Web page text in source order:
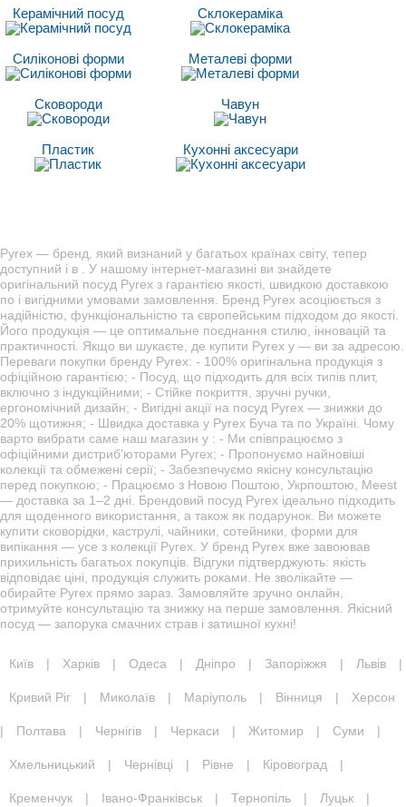
Керамічний посуд Склокераміка
Силіконові форми Металеві форми
Сковороди Чавун
Пластик Кухонні аксесуари
Pyrex — бренд, який визнаний у багатьох країнах світу, тепер
доступний і в . У нашому інтернет-магазині ви знайдете
оригінальний посуд Pyrex з гарантією якості, швидкою доставкою
по і вигідними умовами замовлення. Бренд Pyrex асоціюється з
надійністю, функціональністю та європейським підходом до якості.
Його продукція — це оптимальне поєднання стилю, інновацій та
практичності. Якщо ви шукаєте, де купити Pyrex у — ви за адресою.
Переваги покупки бренду Pyrex: - 100% оригінальна продукція з
офіційною гарантією; - Посуд, що підходить для всіх типів плит,
включно з індукційними; - Стійке покриття, зручні ручки,
ергономічний дизайн; - Вигідні акції на посуд Pyrex — знижки до
20% щотижня; - Швидка доставка у Pyrex Буча та по Україні. Чому
варто вибрати саме наш магазин у : - Ми співпрацюємо з
офіційними дистриб’юторами Pyrex; - Пропонуємо найновіші
колекції та обмежені серії; - Забезпечуємо якісну консультацію
перед покупкою; - Працюємо з Новою Поштою, Укрпоштою, Meest
— доставка за 1–2 дні. Брендовий посуд Pyrex ідеально підходить
для щоденного використання, а також як подарунок. Ви можете
купити сковорідки, каструлі, чайники, сотейники, форми для
випікання — усе з колекції Pyrex. У бренд Pyrex вже завоював
прихильність багатьох покупців. Відгуки підтверджують: якість
відповідає ціні, продукція служить роками. Не зволікайте —
обирайте Pyrex прямо зараз. Замовляйте зручно онлайн,
отримуйте консультацію та знижку на перше замовлення. Якісний
посуд — запорука смачних страв і затишної кухні!
Київ | Харків | Одеса | Дніпро | Запоріжжя | Львів |
Кривий Ріг | Миколаїв | Маріуполь | Вінниця | Херсон
| Полтава | Чернігів | Черкаси | Житомир | Суми |
Хмельницький | Чернівці | Рівне | Кіровоград |
Кременчук | Івано-Франківськ | Тернопіль | Луцьк |